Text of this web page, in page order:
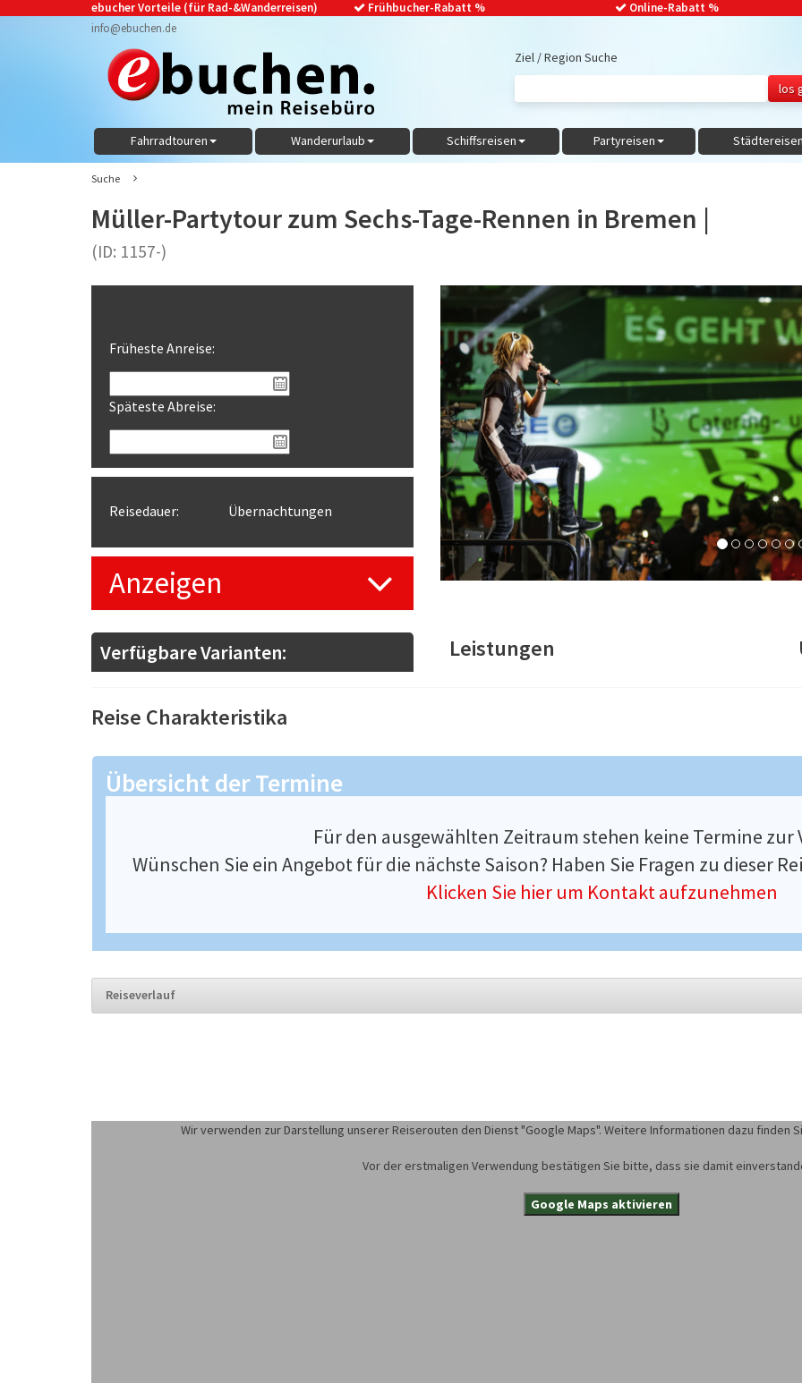
ebucher Vorteile (für Rad-&Wanderreisen) Frühbucher-Rabatt % Online-Rabatt %
info@ebuchen.de
Ziel / Region Suche
Fahrradtouren Wanderurlaub Schiffsreisen Partyreisen Städtereisen
Suche
Müller-Partytour zum Sechs-Tage-Rennen in Bremen |
(ID: 1157-)
Früheste Anreise:
Späteste Abreise:
Reisedauer: Übernachtungen
Anzeigen
Previous
Verfügbare Varianten: Leistungen
Reise Charakteristika
Übersicht der Termine
Für den ausgewählten Zeitraum stehen keine Termine zur
Wünschen Sie ein Angebot für die nächste Saison? Haben Sie Fragen zu dieser
Klicken Sie hier um Kontakt aufzunehmen
Reiseverlauf
Wir verwenden zur Darstellung unserer Reiserouten den Dienst "Google Maps". Weitere Informationen dazu finden
Vor der erstmaligen Verwendung bestätigen Sie bitte, dass sie damit
Google Maps aktivieren